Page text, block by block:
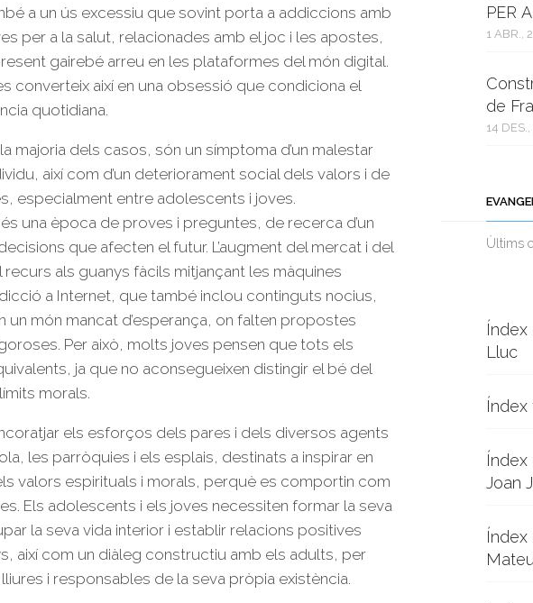
a un ús excessiu que sovint porta a addiccions amb
per a la salut, relacionades amb el joc i les apostes,
gairebé arreu en les plataformes del món digital.
converteix així en una obsessió que condiciona el
quotidiana.
majoria dels casos, són un símptoma d’un malestar
així com d’un deteriorament social dels valors i de
especialment entre adolescents i joves.
una època de proves i preguntes, de recerca d’un
que afecten el futur. L’augment del mercat i del
als guanys fàcils mitjançant les màquines
a Internet, que també inclou continguts nocius,
un món mancat d’esperança, on falten propostes
Per això, molts joves pensen que tots els
ja que no aconsegueixen distingir el bé del
morals.
els esforços dels pares i dels diversos agents
les parròquies i els esplais, destinats a inspirar en
valors espirituals i morals, perquè es comportin com
Els adolescents i els joves necessiten formar la seva
la seva vida interior i establir relacions positives
així com un diàleg constructiu amb els adults, per
i responsables de la seva pròpia existència.
PER
1 ABR.,
de
14
Ùltims
Índex
Lluc
Índex
Índex
Joan
Índex
Mateu